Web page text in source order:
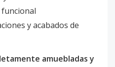
y acabados de
amuebladas y